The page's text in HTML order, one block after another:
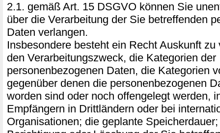
2.1. gemäß Art. 15 DSGVO können Sie
über die Verarbeitung der Sie betreffenden
Daten verlangen.
Insbesondere besteht ein Recht Auskunft zu
den Verarbeitungszweck, die Kategorien der
personenbezogenen Daten, die Kategorien
gegenüber denen die personenbezogenen
worden sind oder noch offengelegt werden,
Empfängern in Drittländern oder bei
Organisationen; die geplante